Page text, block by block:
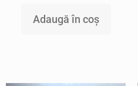
Adaugă în coș